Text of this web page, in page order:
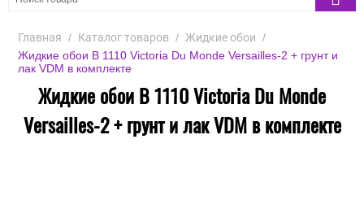
Главная / Каталог товаров / Жидкие обои /
Жидкие обои В 1110 Victoria Du Monde Versailles-2 + грунт и
лак VDM в комплекте
Жидкие обои В 1110 Victoria Du Monde
Versailles-2 + грунт и лак VDM в комплекте